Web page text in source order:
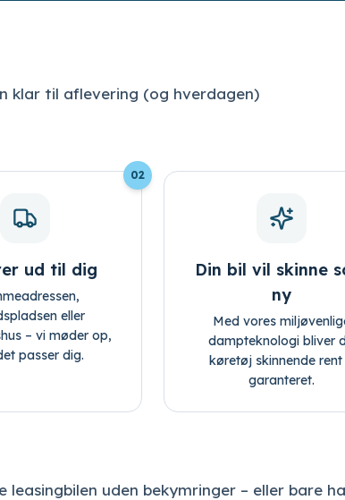
klar til aflevering (og hverdagen)
02
ud til dig
eller
– vi møder op,
passer dig.
Din bil vil skinne
ny
Med vores
dampteknologi bliver
køretøj skinnende rent
garanteret.
leasingbilen uden bekymringer – eller bare